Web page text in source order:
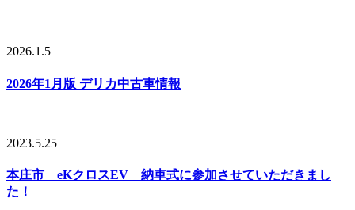
2026.1.5
2026年1月版 デリカ中古車情報
2023.5.25
本庄市 eKクロスEV 納車式に参加させていただきまし
た！